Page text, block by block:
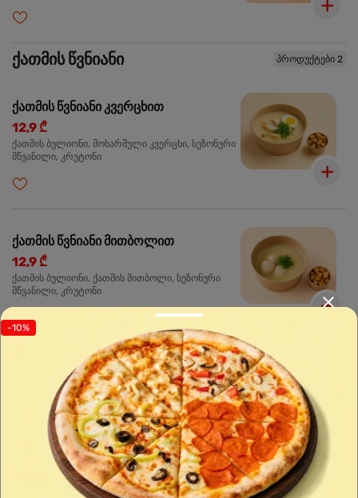
ქათმის წვნიანი პროდუქტები 2
ქათმის წვნიანი კვერცხით
12,9 ₾
ქათმის ბულიონი, მოხარშული კვერცხი, სეზონური
მწვანილი, კრუტონი
ქათმის წვნიანი მითბოლით
12,9 ₾
ქათმის ბულიონი, ქათმის მითბოლი, სეზონური
მწვანილი, კრუტონი
პროდუქტები 2
სალათი ბერძნული
სალათის ფოთოლი, ჩერი, ტკბილი წიწაკა,
ზეთისხილი, ხახვი, ფეთა, ბალზამიკო, ზეითუნის
-10%